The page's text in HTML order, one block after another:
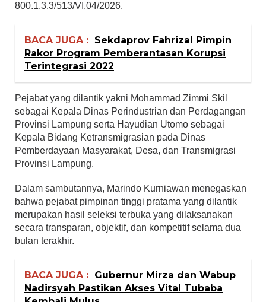
800.1.3.3/513/VI.04/2026.
BACA JUGA : Sekdaprov Fahrizal Pimpin
Rakor Program Pemberantasan Korupsi
Terintegrasi 2022
Pejabat yang dilantik yakni Mohammad Zimmi Skil
sebagai Kepala Dinas Perindustrian dan Perdagangan
Provinsi Lampung serta Hayudian Utomo sebagai
Kepala Bidang Ketransmigrasian pada Dinas
Pemberdayaan Masyarakat, Desa, dan Transmigrasi
Provinsi Lampung.
Dalam sambutannya, Marindo Kurniawan menegaskan
bahwa pejabat pimpinan tinggi pratama yang dilantik
merupakan hasil seleksi terbuka yang dilaksanakan
secara transparan, objektif, dan kompetitif selama dua
bulan terakhir.
BACA JUGA : Gubernur Mirza dan Wabup
Nadirsyah Pastikan Akses Vital Tubaba